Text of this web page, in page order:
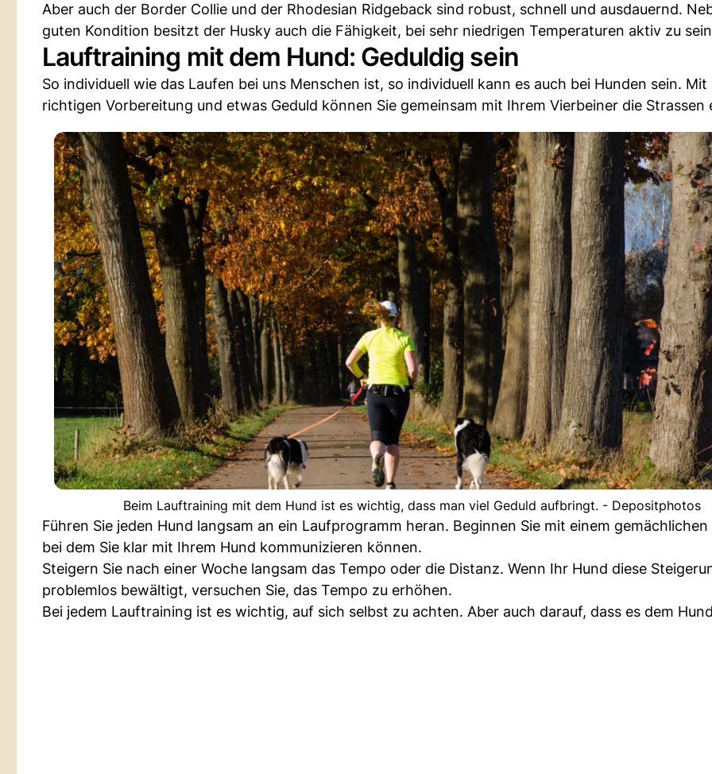
Aber auch der Border Collie und der Rhodesian Ridgeback sind robust, schnell und ausdauernd.
guten Kondition besitzt der Husky auch die Fähigkeit, bei sehr niedrigen Temperaturen aktiv zu
Lauftraining mit dem Hund: Geduldig sein
So individuell wie das Laufen bei uns Menschen ist, so individuell kann es auch bei Hunden sein. Mit
richtigen Vorbereitung und etwas Geduld können Sie gemeinsam mit Ihrem Vierbeiner die Strassen
Beim Lauftraining mit dem Hund ist es wichtig, dass man viel Geduld aufbringt. - Depositphotos
Führen Sie jeden Hund langsam an ein Laufprogramm heran. Beginnen Sie mit einem gemächlichen
bei dem Sie klar mit Ihrem Hund kommunizieren können.
Steigern Sie nach einer Woche langsam das Tempo oder die Distanz. Wenn Ihr Hund diese
problemlos bewältigt, versuchen Sie, das Tempo zu erhöhen.
Bei jedem Lauftraining ist es wichtig, auf sich selbst zu achten. Aber auch darauf, dass es dem